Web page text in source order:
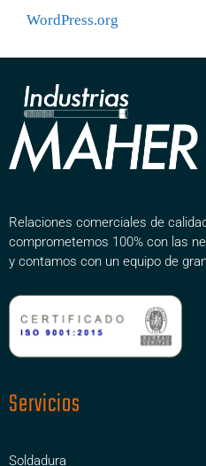
WordPress.org
Relaciones comerciales de
comprometemos 100% con las
y contamos con un equipo de
Servicios
Soldadura